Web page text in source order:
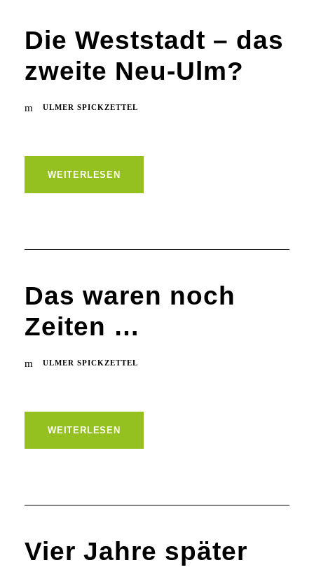
Die Weststadt – das
zweite Neu-Ulm?
ULMER SPICKZETTEL
WEITERLESEN
Das waren noch
Zeiten …
ULMER SPICKZETTEL
WEITERLESEN
Vier Jahre später